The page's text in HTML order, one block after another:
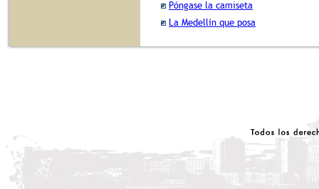
Póngase la camiseta
La Medellín que posa